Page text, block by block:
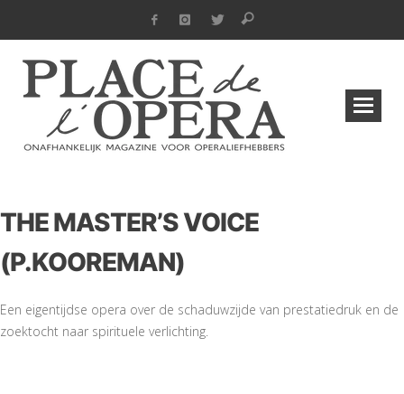
THE MASTER’S VOICE
(P.KOOREMAN)
Een eigentijdse opera over de schaduwzijde van prestatiedruk en de
zoektocht naar spirituele verlichting.